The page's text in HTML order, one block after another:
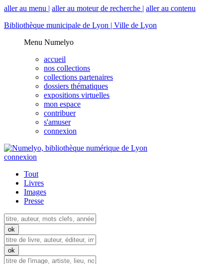
aller au menu | aller au moteur de recherche | aller au contenu
Bibliothèque municipale de Lyon | Ville de Lyon
Menu Numelyo
accueil
nos collections
collections partenaires
dossiers thématiques
expositions virtuelles
mon espace
contribuer
s'amuser
connexion
connexion
Tout
Livres
Images
Presse